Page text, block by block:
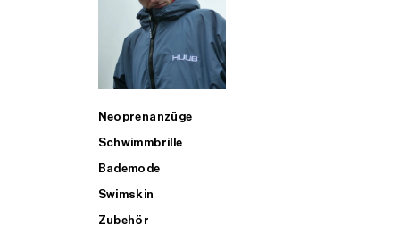
Neoprenanzüge
Schwimmbrille
Bademode
Swimskin
Zubehör